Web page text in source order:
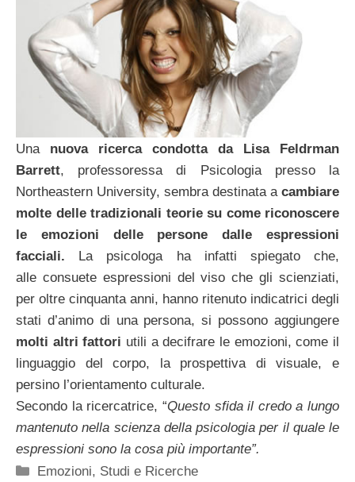
Una nuova ricerca condotta da Lisa Feldrman
Barrett, professoressa di Psicologia presso la
Northeastern University, sembra destinata a cambiare
molte delle tradizionali teorie su come riconoscere
le emozioni delle persone dalle espressioni
facciali. La psicologa ha infatti spiegato che,
alle consuete espressioni del viso che gli scienziati,
per oltre cinquanta anni, hanno ritenuto indicatrici degli
stati d’animo di una persona, si possono aggiungere
molti altri fattori utili a decifrare le emozioni, come il
linguaggio del corpo, la prospettiva di visuale, e
persino l’orientamento culturale.
Secondo la ricercatrice, “Questo sfida il credo a lungo
mantenuto nella scienza della psicologia per il quale le
espressioni sono la cosa più importante”.
Categorie
Emozioni, Studi e Ricerche